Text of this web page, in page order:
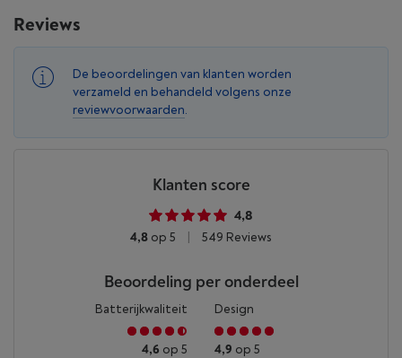
Reviews
De beoordelingen van klanten worden
verzameld en behandeld volgens onze
reviewvoorwaarden.
Klanten score
4,8
4,8 op 5 549 Reviews
Beoordeling per onderdeel
Batterijkwaliteit
4,6 op 5
Design
4,9 op 5